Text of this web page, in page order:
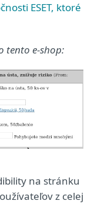
ESET, ktoré
tento e-shop:
na stránku
z celej